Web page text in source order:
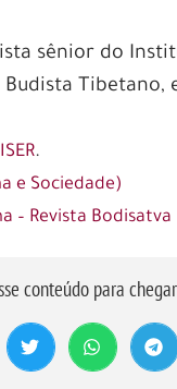
sênior do
Budista
.
e Sociedade)
– Revista Bodisatva
conteúdo para